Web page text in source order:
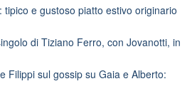
tipico e gustoso piatto estivo originario
di Tiziano Ferro, con Jovanotti, in
Filippi sul gossip su Gaia e Alberto: